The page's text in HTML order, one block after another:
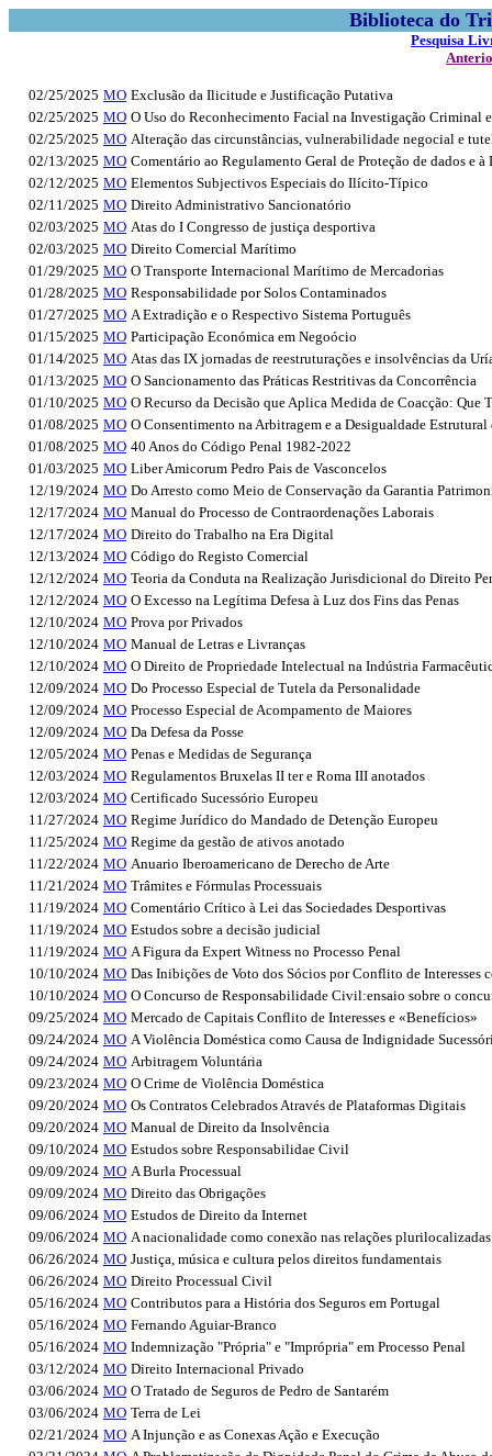
Biblioteca do
Pesquisa
02/25/2025 MO Exclusão da Ilicitude e Justificação Putativa
02/25/2025 MO O Uso do Reconhecimento Facial na Investigação Criminal
02/25/2025 MO Alteração das circunstâncias, vulnerabilidade negocial e
02/13/2025 MO Comentário ao Regulamento Geral de Proteção de dados e à
02/12/2025 MO Elementos Subjectivos Especiais do Ilícito-Típico
02/11/2025 MO Direito Administrativo Sancionatório
02/03/2025 MO Atas do I Congresso de justiça desportiva
02/03/2025 MO Direito Comercial Marítimo
01/29/2025 MO O Transporte Internacional Marítimo de Mercadorias
01/28/2025 MO Responsabilidade por Solos Contaminados
01/27/2025 MO A Extradição e o Respectivo Sistema Português
01/15/2025 MO Participação Económica em Negoócio
01/14/2025 MO Atas das IX jornadas de reestruturações e insolvências da
01/13/2025 MO O Sancionamento das Práticas Restritivas da Concorrência
01/10/2025 MO O Recurso da Decisão que Aplica Medida de Coacção: Que
01/08/2025 MO O Consentimento na Arbitragem e a Desigualdade Estrutural
01/08/2025 MO 40 Anos do Código Penal 1982-2022
01/03/2025 MO Liber Amicorum Pedro Pais de Vasconcelos
12/19/2024 MO Do Arresto como Meio de Conservação da Garantia
12/17/2024 MO Manual do Processo de Contraordenações Laborais
12/17/2024 MO Direito do Trabalho na Era Digital
12/13/2024 MO Código do Registo Comercial
12/12/2024 MO Teoria da Conduta na Realização Jurisdicional do Direito
12/12/2024 MO O Excesso na Legítima Defesa à Luz dos Fins das Penas
12/10/2024 MO Prova por Privados
12/10/2024 MO Manual de Letras e Livranças
12/10/2024 MO O Direito de Propriedade Intelectual na Indústria
12/09/2024 MO Do Processo Especial de Tutela da Personalidade
12/09/2024 MO Processo Especial de Acompamento de Maiores
12/09/2024 MO Da Defesa da Posse
12/05/2024 MO Penas e Medidas de Segurança
12/03/2024 MO Regulamentos Bruxelas II ter e Roma III anotados
12/03/2024 MO Certificado Sucessório Europeu
11/27/2024 MO Regime Jurídico do Mandado de Detenção Europeu
11/25/2024 MO Regime da gestão de ativos anotado
11/22/2024 MO Anuario Iberoamericano de Derecho de Arte
11/21/2024 MO Trâmites e Fórmulas Processuais
11/19/2024 MO Comentário Crítico à Lei das Sociedades Desportivas
11/19/2024 MO Estudos sobre a decisão judicial
11/19/2024 MO A Figura da Expert Witness no Processo Penal
10/10/2024 MO Das Inibições de Voto dos Sócios por Conflito de Interesses
10/10/2024 MO O Concurso de Responsabilidade Civil:ensaio sobre o
09/25/2024 MO Mercado de Capitais Conflito de Interesses e «Benefícios»
09/24/2024 MO A Violência Doméstica como Causa de Indignidade
09/24/2024 MO Arbitragem Voluntária
09/23/2024 MO O Crime de Violência Doméstica
09/20/2024 MO Os Contratos Celebrados Através de Plataformas Digitais
09/20/2024 MO Manual de Direito da Insolvência
09/10/2024 MO Estudos sobre Responsabilidae Civil
09/09/2024 MO A Burla Processual
09/09/2024 MO Direito das Obrigações
09/06/2024 MO Estudos de Direito da Internet
09/06/2024 MO A nacionalidade como conexão nas relações
06/26/2024 MO Justiça, música e cultura pelos direitos fundamentais
06/26/2024 MO Direito Processual Civil
05/16/2024 MO Contributos para a História dos Seguros em Portugal
05/16/2024 MO Fernando Aguiar-Branco
05/16/2024 MO Indemnização "Própria" e "Imprópria" em Processo Penal
03/12/2024 MO Direito Internacional Privado
03/06/2024 MO O Tratado de Seguros de Pedro de Santarém
03/06/2024 MO Terra de Lei
02/21/2024 MO A Injunção e as Conexas Ação e Execução